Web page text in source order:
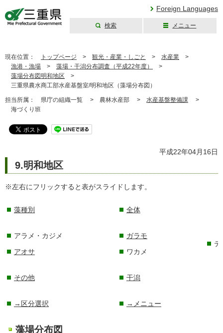
Foreign Languages
検索 メニュー
現在位置： トップページ > 観光・産業・しごと > 水産業 >
漁港・漁場 > 藻場・干潟分布調査（平成22年度）
>
藻場分布図明和地区 >
三重県農水商工部水産基盤室/明和地区（藻場分布図）
担当所属： 県庁の組織一覧 > 農林水産部 > 水産基盤整備課 >
海づくり班
平成22年04月16日
9.明和地区
※左右にフリックすると表がスライドします。
藻種別 全体
アラメ・カジメ
アオサ
ガラモ
ワカメ
テ
その他 干潟
→区分選択 →メニュー
藻場分布図